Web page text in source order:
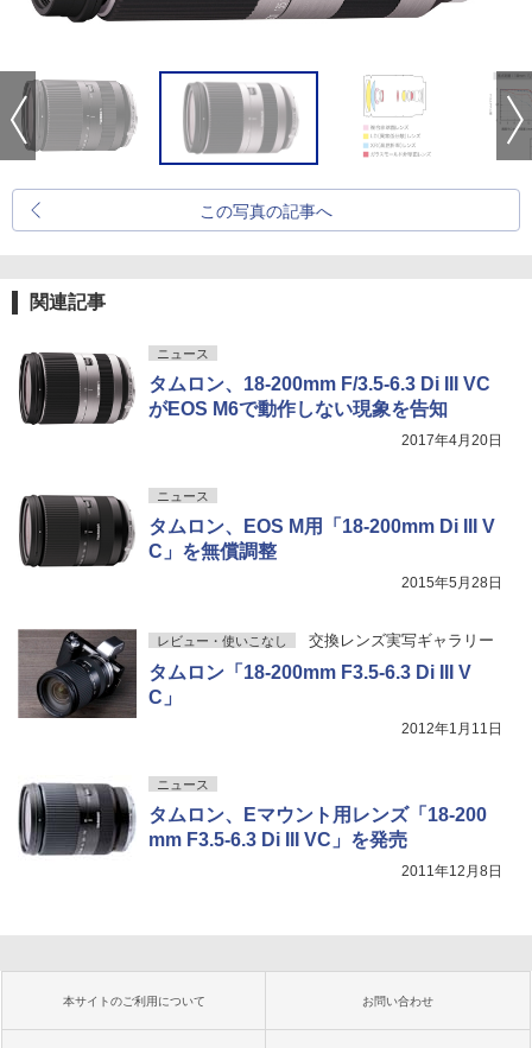
この写真の記事へ
関連記事
ニュース
タムロン、18-200mm F/3.5-6.3 Di III VC
がEOS M6で動作しない現象を告知
2017年4月20日
ニュース
タムロン、EOS M用「18-200mm Di III V
C」を無償調整
2015年5月28日
レビュー・使いこなし 交換レンズ実写ギャラリー
タムロン「18-200mm F3.5-6.3 Di III V
C」
2012年1月11日
ニュース
タムロン、Eマウント用レンズ「18-200
mm F3.5-6.3 Di III VC」を発売
2011年12月8日
本サイトのご利用について お問い合わせ